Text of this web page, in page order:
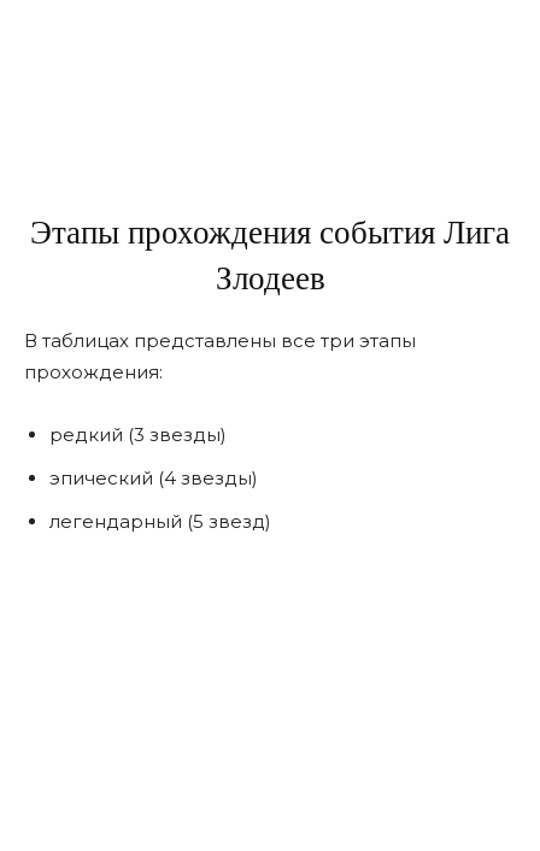
Этапы прохождения события Лига
Злодеев
В таблицах представлены все три этапы
прохождения:
редкий (3 звезды)
эпический (4 звезды)
легендарный (5 звезд)